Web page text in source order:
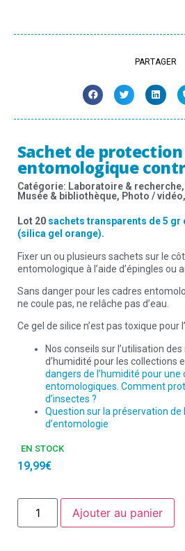
PARTAGER
Sachet de
entomologique
Catégorie: Laboratoire & recherche,
Musée & bibliothèque, Photo / vidéo,
Lot 20 sachets transparents de 5 gr
(silica gel orange).
Fixer un ou plusieurs sachets sur le
entomologique à l’aide d’épingles ou
Sans danger pour les cadres
ne coule pas, ne relâche pas d’eau.
Ce gel de silice n’est pas toxique pour
Nos conseils sur l’utilisation
d’humidité pour les collections
dangers de l’humidité pour une
entomologiques. Comment
d’insectes ?
Question sur la préservation de
d’entomologie
EN STOCK
19,99€
Ajouter au panier